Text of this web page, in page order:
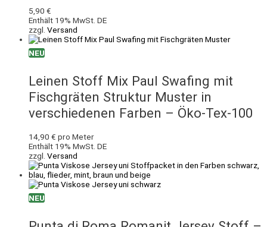
5,90 €
Enthält 19% MwSt. DE
zzgl. Versand
NEU
Leinen Stoff Mix Paul Swafing mit
Fischgräten Struktur Muster in
verschiedenen Farben – Öko-Tex-100
14,90 € pro Meter
Enthält 19% MwSt. DE
zzgl. Versand
NEU